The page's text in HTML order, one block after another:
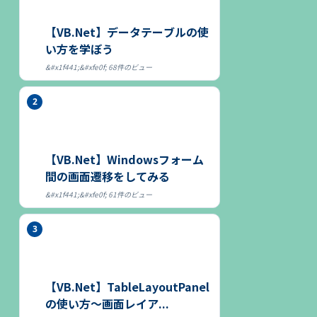
【VB.Net】データテーブルの使
い方を学ぼう
68件のビュー
【VB.Net】Windowsフォーム
間の画面遷移をしてみる
61件のビュー
【VB.Net】TableLayoutPanel
の使い方～画面レイア...